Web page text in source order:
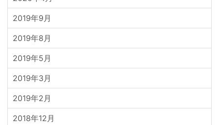
2019年9月
2019年8月
2019年5月
2019年3月
2019年2月
2018年12月